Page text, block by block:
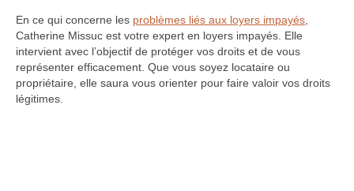
En ce qui concerne les problèmes liés aux loyers impayés,
Catherine Missuc est votre expert en loyers impayés. Elle
intervient avec l’objectif de protéger vos droits et de vous
représenter efficacement. Que vous soyez locataire ou
propriétaire, elle saura vous orienter pour faire valoir vos droits
légitimes.